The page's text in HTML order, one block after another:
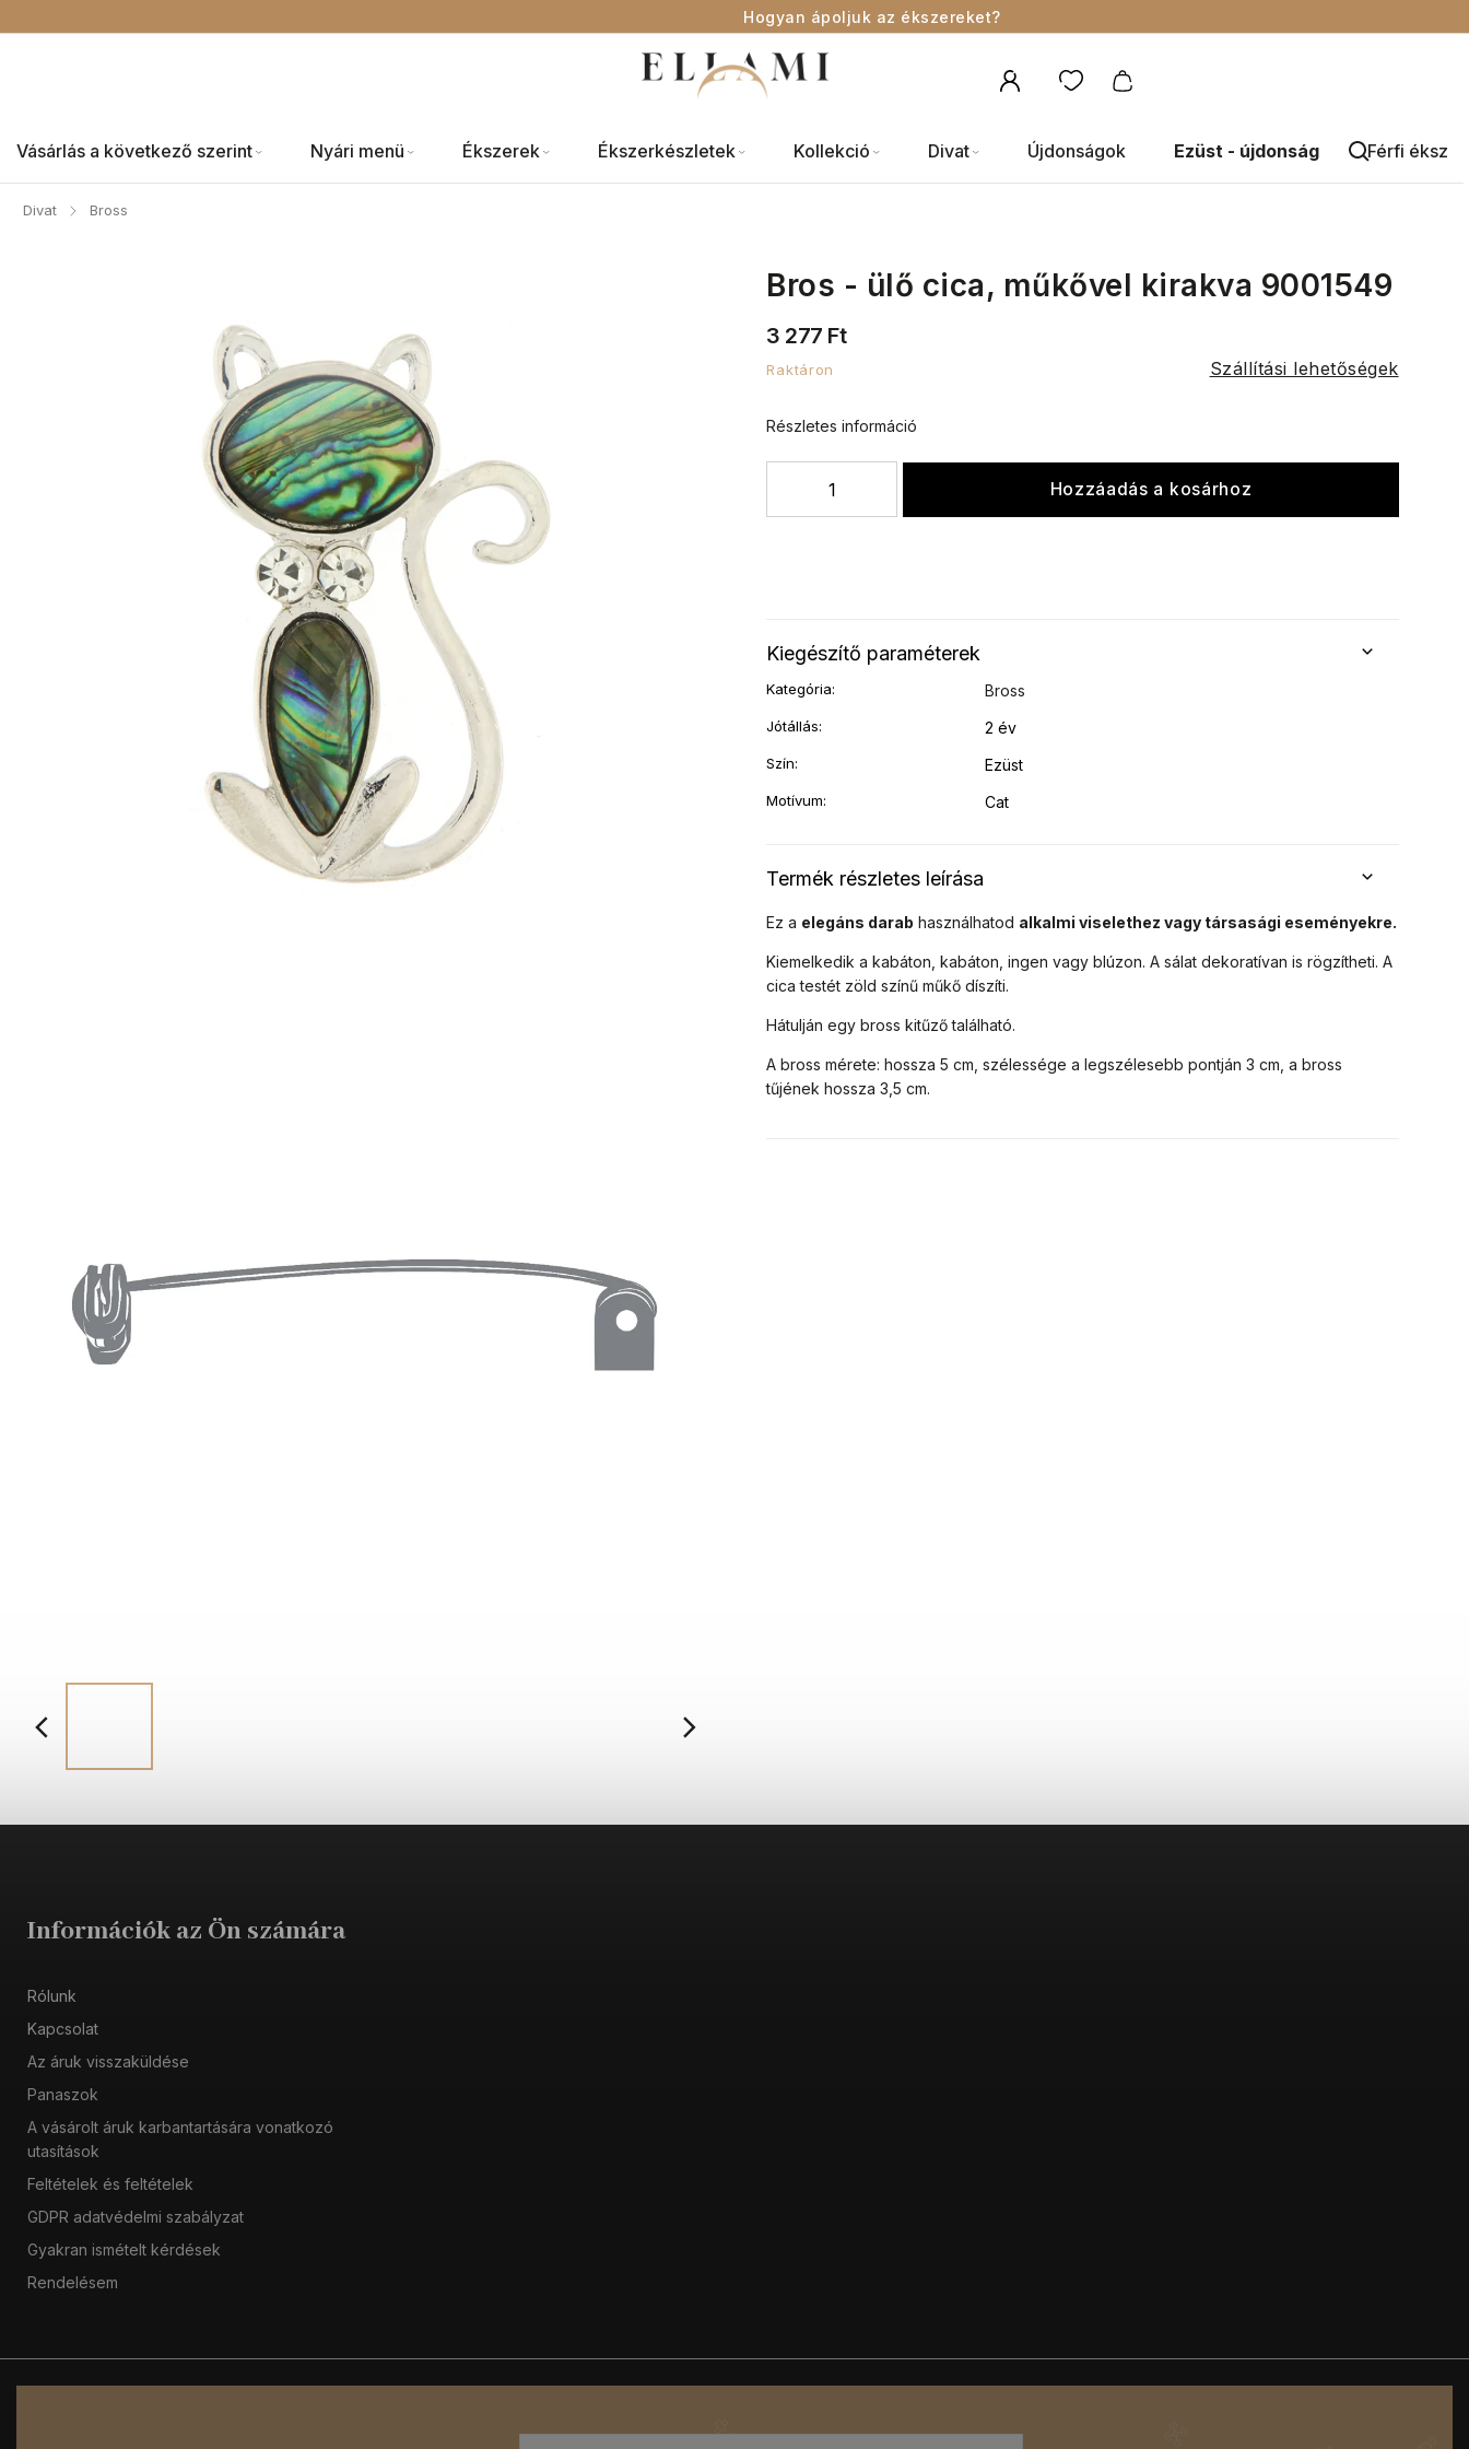
Hogyan ápoljuk az ékszereket?
Vásárlás a következő szerint Nyári menü Ékszerek Ékszerkészletek Kollekció Divat Újdonságok Ezüst - újdonság Férfi
Divat / Bross
Bros - ülő cica, műkővel kirakva 9001549
3 277 Ft
Raktáron Szállítási lehetőségek
Hozzáadás a kosárhoz
Részletes információ
Termék részletes leírása
Ez a elegáns darab használhatod alkalmi viselethez vagy társasági eseményekre.
Kiemelkedik a kabáton, kabáton, ingen vagy blúzon. A sálat dekoratívan is rögzítheti.A
cica testét zöld színű műkő díszíti.
Hátulján egy bross kitűző található.
A bross mérete: hossza 5 cm, szélessége a legszélesebb pontján 3 cm, a bross
tűjének hossza 3,5 cm.
Kiegészítő paraméterek
Kategória: Bross
Jótállás: 2 év
Szín: Ezüst
Motívum: Cat
Információk az Ön számára
Rólunk
Kapcsolat
Az áruk visszaküldése
Panaszok
A vásárolt áruk karbantartására vonatkozó
utasítások
Feltételek és feltételek
GDPR adatvédelmi szabályzat
Gyakran ismételt kérdések
Rendelésem